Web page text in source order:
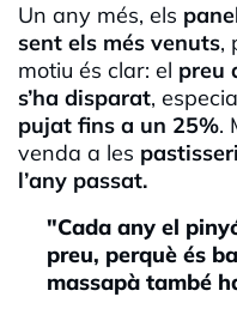
Un any més, els
sent els més venuts,
motiu és clar: el preu
s’ha disparat,
pujat fins a un 25%.
venda a les
l’any passat.
"Cada any el
preu, perquè és
massapà també